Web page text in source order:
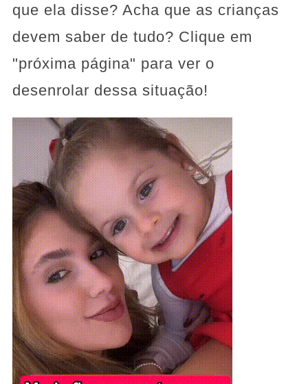
que ela disse? Acha que as crianças
devem saber de tudo? Clique em
"próxima página" para ver o
desenrolar dessa situação!